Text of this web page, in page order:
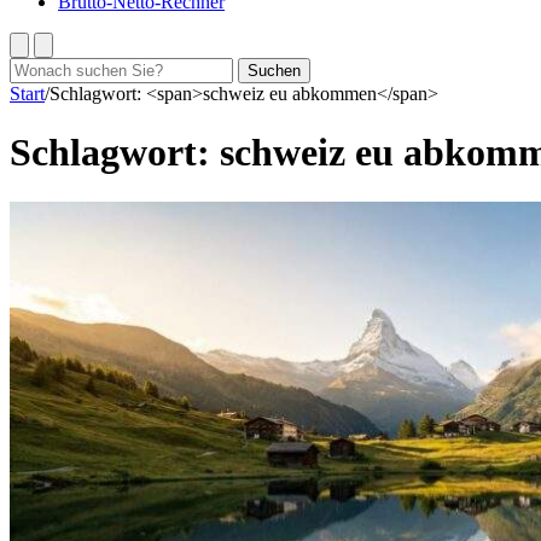
Suchen
nach:
Suchen
Start/Schlagwort: <span>schweiz eu abkommen</span>
Schlagwort: schweiz eu